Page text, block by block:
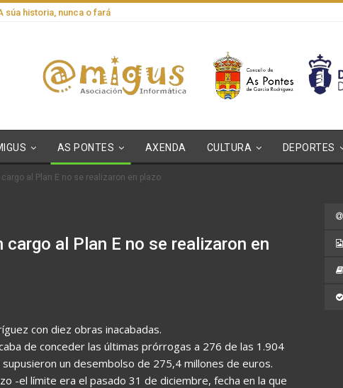
historia, nunca o fará
AS PONTES AXENDA CULTURA DEPORTES
al Plan E no se realizaron en plazo
al Plan E no se realizaron en
con diez obras inacabadas.
de conceder las últimas prórrogas a 276 de las 1.904
supusieron un desembolso de 275,4 millones de euros.
-el límite era el pasado 31 de diciembre, fecha en la que